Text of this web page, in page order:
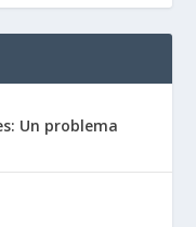
Un problema